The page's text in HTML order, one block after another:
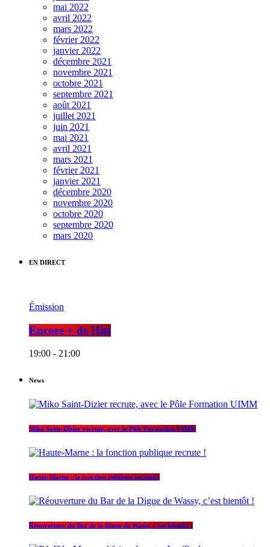
mai 2022
avril 2022
mars 2022
février 2022
janvier 2022
décembre 2021
novembre 2021
octobre 2021
septembre 2021
août 2021
juillet 2021
juin 2021
mai 2021
avril 2021
mars 2021
février 2021
janvier 2021
décembre 2020
novembre 2020
octobre 2020
septembre 2020
mars 2020
EN DIRECT
Émission
Encore + de Hits
19:00 - 21:00
News
Miko Saint-Dizier recrute, avec le Pôle Formation UIMM
Haute-Marne : la fonction publique recrute !
Réouverture du Bar de la Digue de Wassy, c’est bientôt !